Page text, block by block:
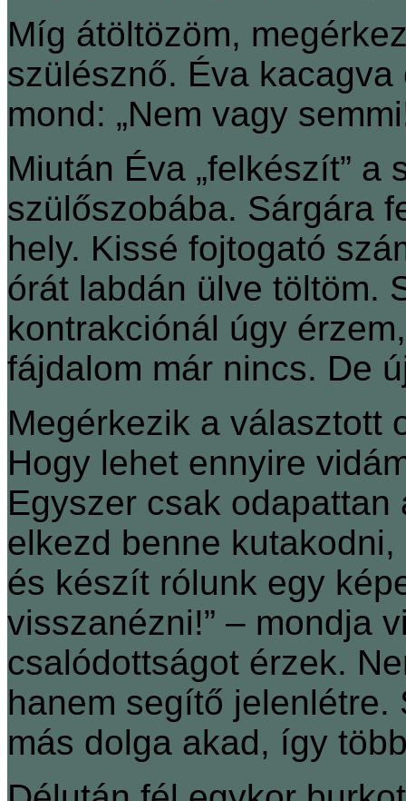
Míg átöltözöm,
szülésznő. Éva
mond: „Nem vagy
Miután Éva „felkészít”
szülőszobába. Sárgára
hely. Kissé fojtogató
órát labdán ülve töltöm.
kontrakciónál úgy
fájdalom már nincs. De
Megérkezik a választott
Hogy lehet ennyire
Egyszer csak
elkezd benne
és készít rólunk egy
visszanézni!” – mondja
csalódottságot érzek.
hanem segítő jelenlétre.
más dolga akad, így